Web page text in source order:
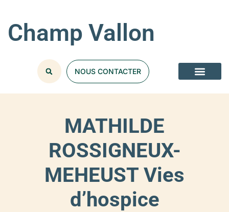
Champ Vallon
NOUS CONTACTER
MATHILDE
ROSSIGNEUX-
MEHEUST Vies
d’hospice